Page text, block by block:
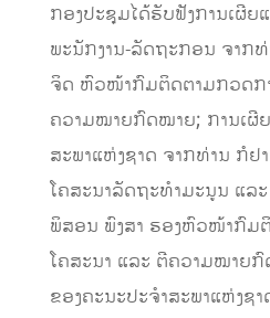
ກອງປະຊຸມໄດ້ຮັບຟັງການເຜີ
ພະນັກງານ-ລັດຖະກອນ ຈາກ
ຈິດ ຫົວໜ້າກົມຕິດຕາມກວດກ
ຄວາມໝາຍກົດໝາຍ; ການເຜີ
ສະພາແຫ່ງຊາດ ຈາກທ່ານ ກໍ
ໂຄສະນາລັດຖະທຳມະນູນ ແລ
ພິສອນ ພົງສາ ຮອງຫົວໜ້າກົມ
ໂຄສະນາ ແລະ ຕີຄວາມໝາຍ
ຂອງຄະນະປະຈຳສະພາແຫ່ງຊ